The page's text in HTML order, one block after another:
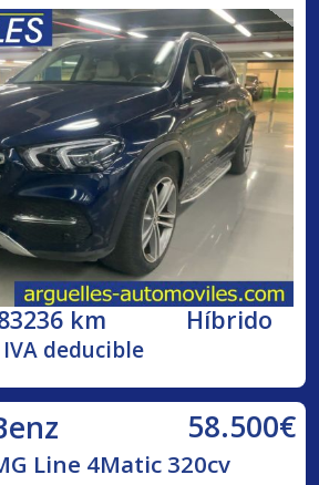
km Híbrido
IVA deducible
58.500€
Line 4Matic 320cv